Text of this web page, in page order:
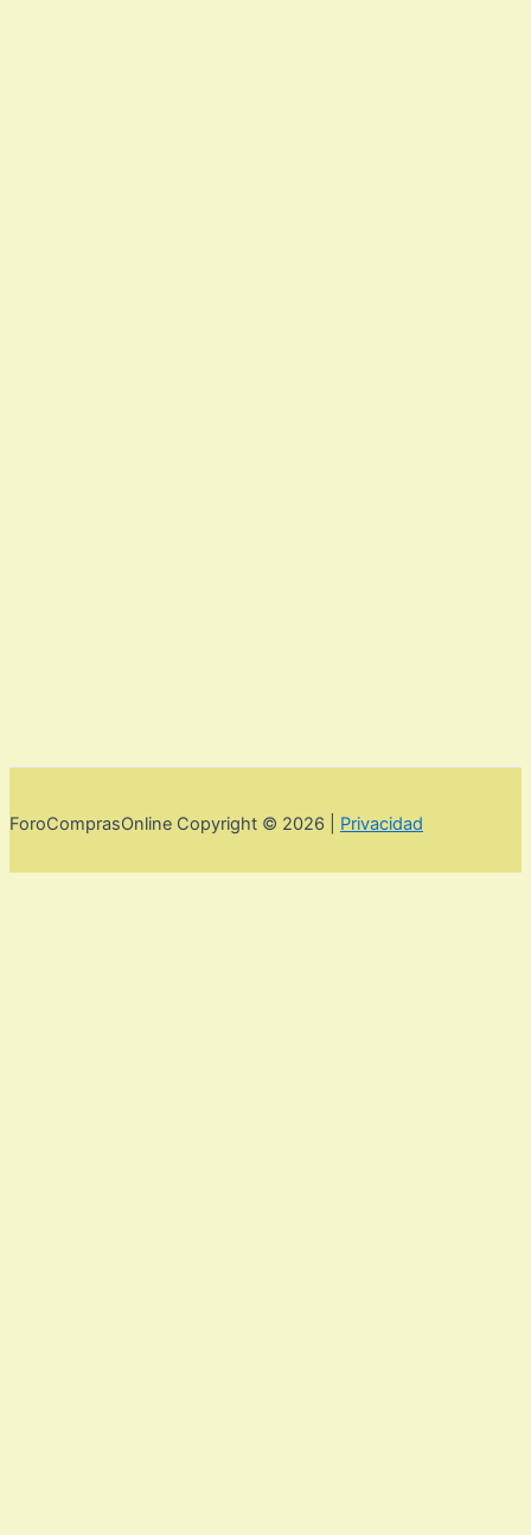
ForoComprasOnline Copyright © 2026 | Privacidad